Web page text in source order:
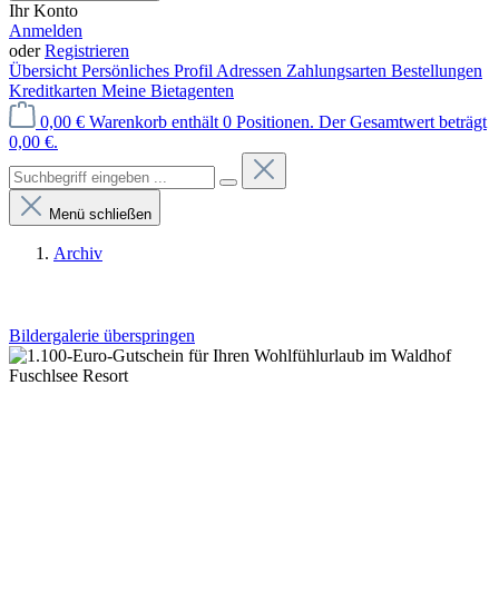
Ihr Konto
Anmelden
oderRegistrieren
Übersicht Persönliches Profil Adressen Zahlungsarten Bestellungen
Kreditkarten Meine Bietagenten
0,00 € Warenkorb enthält 0 Positionen. Der Gesamtwert beträgt
0,00 €.
Menü schließen
Archiv
Bildergalerie überspringen